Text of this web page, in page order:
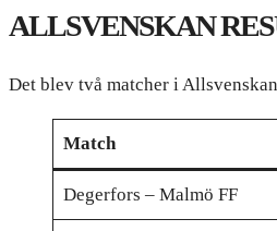
ALLSVENSKAN
Det blev två matcher i
Match
Degerfors – Malmö FF